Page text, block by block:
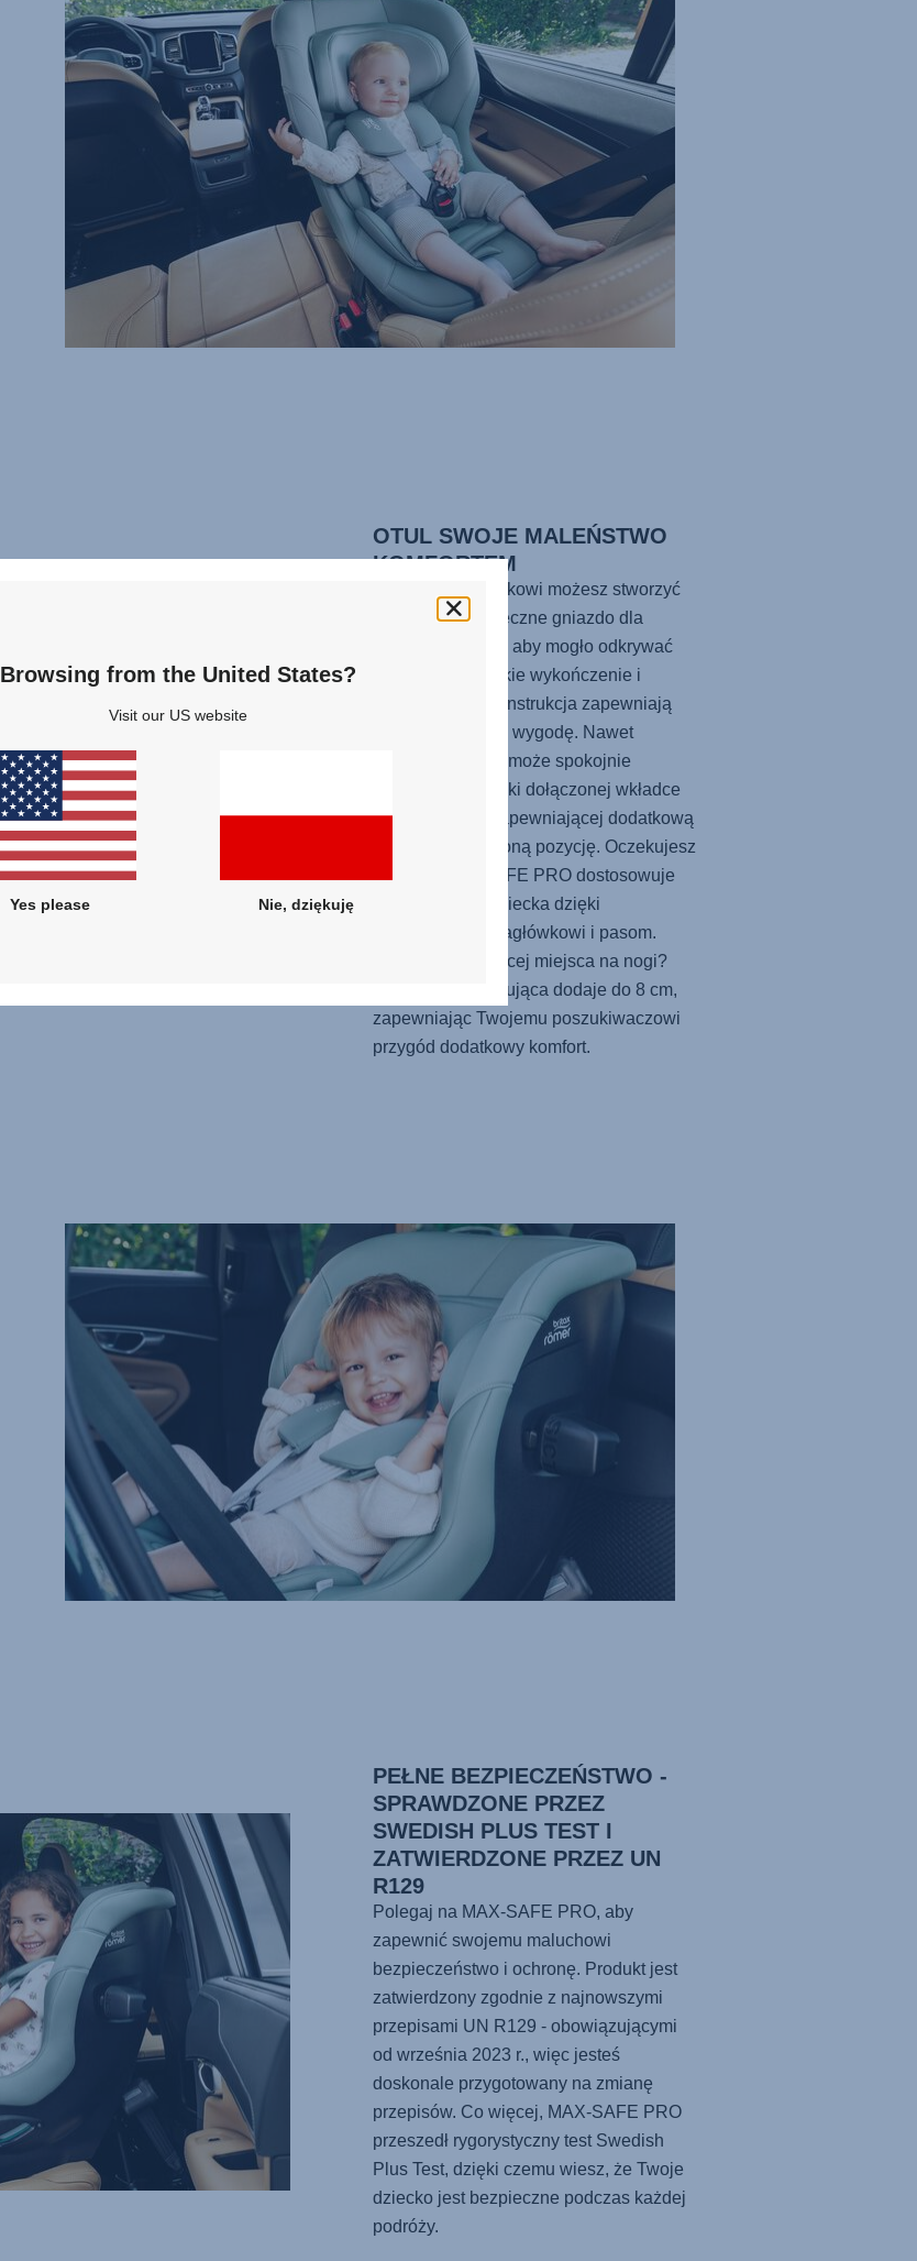
OTUL SWOJE MALEŃSTWO
KOMFORTEM
Dzięki temu fotelikowi możesz stworzyć
przytulne i bezpieczne gniazdo dla
swojego dziecka, aby mogło odkrywać
świat. Jego miękkie wykończenie i
ergonomiczna konstrukcja zapewniają
bezpieczeństwo i wygodę. Nawet
malutkie dziecko może spokojnie
odpoczywać dzięki dołączonej wkładce
dla niemowląt, zapewniającej dodatkową
ochronę i odchyloną pozycję. Oczekujesz
MAX-SAFE PRO dostosowuje
się do wzrostu dziecka dzięki
regulowanemu zagłówkowi i pasom.
Potrzebujesz więcej miejsca na nogi?
Wkładka dystansująca dodaje do 8 cm,
zapewniając Twojemu poszukiwaczowi
przygód dodatkowy komfort.
PEŁNE BEZPIECZEŃSTWO -
SPRAWDZONE PRZEZ
SWEDISH PLUS TEST I
ZATWIERDZONE PRZEZ UN
R129
Polegaj na MAX-SAFE PRO, aby
zapewnić swojemu maluchowi
bezpieczeństwo i ochronę. Produkt jest
zatwierdzony zgodnie z najnowszymi
przepisami UN R129 - obowiązującymi
od września 2023 r., więc jesteś
doskonale przygotowany na zmianę
przepisów. Co więcej, MAX-SAFE PRO
przeszedł rygorystyczny test Swedish
Plus Test, dzięki czemu wiesz, że Twoje
dziecko jest bezpieczne podczas każdej
podróży.
Browsing from the United States?
Visit our US website
Yes please Nie, dziękuję